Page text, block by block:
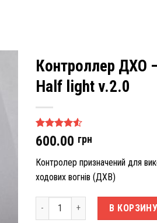
Контроллер ДХО
Half light v.2.0
Рейтинг
4.50из 5
опроса
62
пользователей
600.00 грн
Контролер призначений для
ходових вогнів (ДХВ)
Количество товараВ КОРЗИНУ